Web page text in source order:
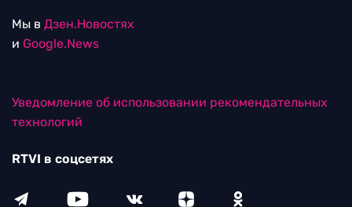
Мы в Дзен.Новостях
и Google.News
Уведомление об использовании рекомендательных
технологий
RTVI в соцсетях